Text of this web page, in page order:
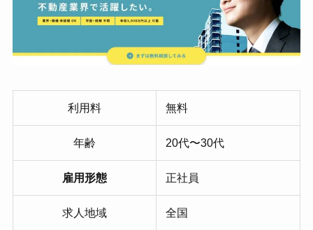
利用料 無料
年齢 20代〜30代
雇用形態 正社員
求人地域 全国